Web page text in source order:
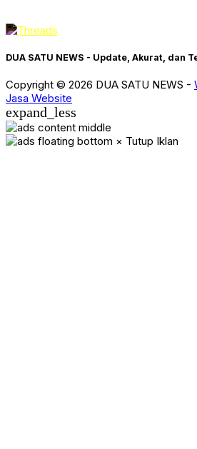
DUA SATU NEWS - Update, Akurat, dan
Copyright © 2026 DUA SATU NEWS -
Jasa Website
expand_less
× Tutup Iklan